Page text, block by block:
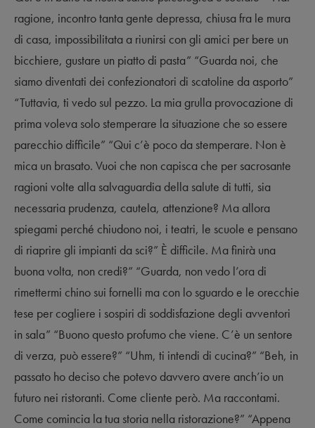
ragione, incontro tanta gente depressa, chiusa fra le mura
di casa, impossibilitata a riunirsi con gli amici per bere un
bicchiere, gustare un piatto di pasta” “Guarda noi, che
siamo diventati dei confezionatori di scatoline da asporto”
“Tuttavia, ti vedo sul pezzo. La mia grulla provocazione di
prima voleva solo stemperare la situazione che so essere
parecchio difficile” “Qui c’è poco da stemperare. Non è
mica un brasato. Vuoi che non capisca che per sacrosante
ragioni volte alla salvaguardia della salute di tutti, sia
necessaria prudenza, cautela, attenzione? Ma allora
spiegami perché chiudono noi, i teatri, le scuole e pensano
di riaprire gli impianti da sci?” È difficile. Ma finirà una
buona volta, non credi?” “Guarda, non vedo l’ora di
rimettermi chino sui fornelli ma con lo sguardo e le orecchie
tese per cogliere i sospiri di soddisfazione degli avventori
in sala” “Buono questo profumo che viene. C’è un sentore
di verza, può essere?” “Uhm, ti intendi di cucina?” “Beh, in
passato ho deciso che potevo davvero avere anch’io un
futuro nei ristoranti. Come cliente però. Ma raccontami.
Come comincia la tua storia nella ristorazione?” “Appena